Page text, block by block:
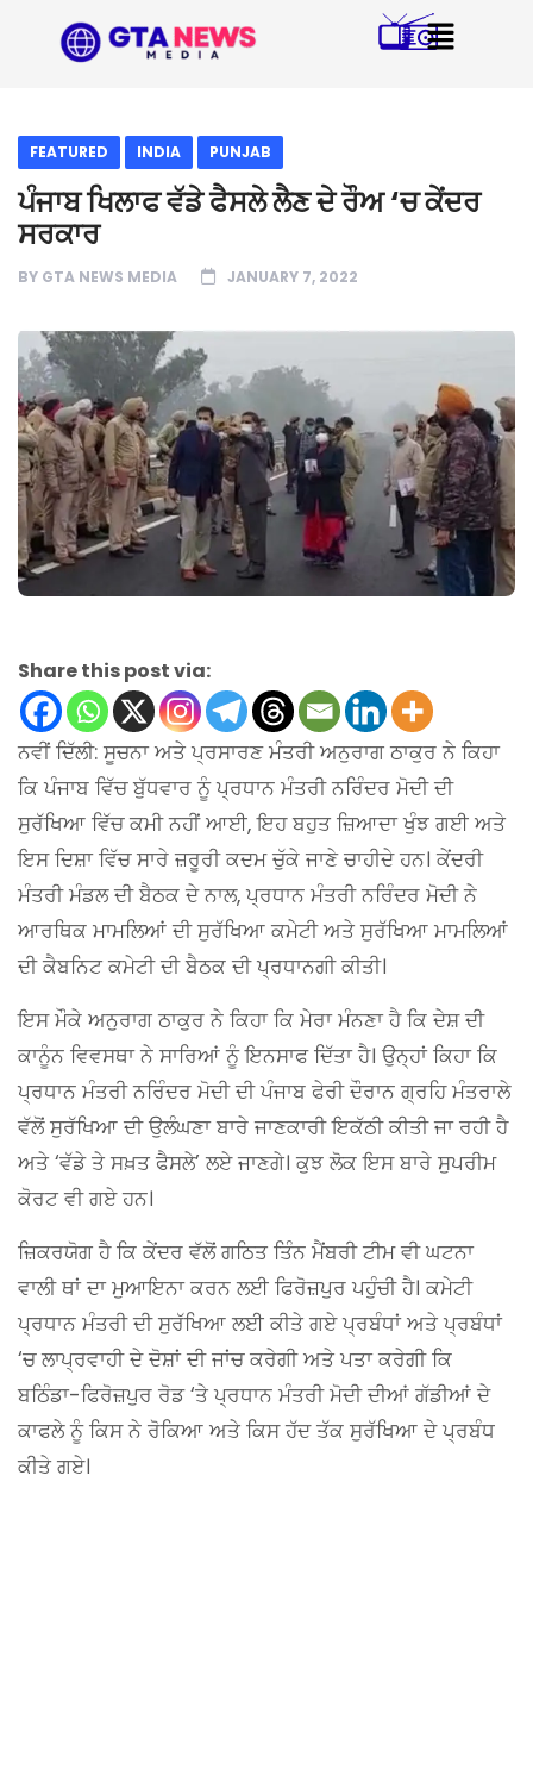
FEATURED INDIA PUNJAB
ਪੰਜਾਬ ਖਿਲਾਫ ਵੱਡੇ ਫੈਸਲੇ ਲੈਣ ਦੇ ਰੌਅ ‘ਚ ਕੇਂਦਰ
ਸਰਕਾਰ
BY GTA NEWS MEDIA JANUARY 7, 2022
Share this post via:
ਨਵੀਂ ਦਿੱਲੀ: ਸੂਚਨਾ ਅਤੇ ਪ੍ਰਸਾਰਣ ਮੰਤਰੀ ਅਨੁਰਾਗ ਠਾਕੁਰ ਨੇ ਕਿਹਾ
ਕਿ ਪੰਜਾਬ ਵਿੱਚ ਬੁੱਧਵਾਰ ਨੂੰ ਪ੍ਰਧਾਨ ਮੰਤਰੀ ਨਰਿੰਦਰ ਮੋਦੀ ਦੀ
ਸੁਰੱਖਿਆ ਵਿੱਚ ਕਮੀ ਨਹੀਂ ਆਈ, ਇਹ ਬਹੁਤ ਜ਼ਿਆਦਾ ਖੁੰਝ ਗਈ ਅਤੇ
ਇਸ ਦਿਸ਼ਾ ਵਿੱਚ ਸਾਰੇ ਜ਼ਰੂਰੀ ਕਦਮ ਚੁੱਕੇ ਜਾਣੇ ਚਾਹੀਦੇ ਹਨ। ਕੇਂਦਰੀ
ਮੰਤਰੀ ਮੰਡਲ ਦੀ ਬੈਠਕ ਦੇ ਨਾਲ, ਪ੍ਰਧਾਨ ਮੰਤਰੀ ਨਰਿੰਦਰ ਮੋਦੀ ਨੇ
ਆਰਥਿਕ ਮਾਮਲਿਆਂ ਦੀ ਸੁਰੱਖਿਆ ਕਮੇਟੀ ਅਤੇ ਸੁਰੱਖਿਆ ਮਾਮਲਿਆਂ
ਦੀ ਕੈਬਨਿਟ ਕਮੇਟੀ ਦੀ ਬੈਠਕ ਦੀ ਪ੍ਰਧਾਨਗੀ ਕੀਤੀ।
ਇਸ ਮੌਕੇ ਅਨੁਰਾਗ ਠਾਕੁਰ ਨੇ ਕਿਹਾ ਕਿ ਮੇਰਾ ਮੰਨਣਾ ਹੈ ਕਿ ਦੇਸ਼ ਦੀ
ਕਾਨੂੰਨ ਵਿਵਸਥਾ ਨੇ ਸਾਰਿਆਂ ਨੂੰ ਇਨਸਾਫ ਦਿੱਤਾ ਹੈ। ਉਨ੍ਹਾਂ ਕਿਹਾ ਕਿ
ਪ੍ਰਧਾਨ ਮੰਤਰੀ ਨਰਿੰਦਰ ਮੋਦੀ ਦੀ ਪੰਜਾਬ ਫੇਰੀ ਦੌਰਾਨ ਗ੍ਰਹਿ ਮੰਤਰਾਲੇ
ਵੱਲੋਂ ਸੁਰੱਖਿਆ ਦੀ ਉਲੰਘਣਾ ਬਾਰੇ ਜਾਣਕਾਰੀ ਇਕੱਠੀ ਕੀਤੀ ਜਾ ਰਹੀ ਹੈ
ਅਤੇ ‘ਵੱਡੇ ਤੇ ਸਖ਼ਤ ਫੈਸਲੇ’ ਲਏ ਜਾਣਗੇ। ਕੁਝ ਲੋਕ ਇਸ ਬਾਰੇ ਸੁਪਰੀਮ
ਕੋਰਟ ਵੀ ਗਏ ਹਨ।
ਜ਼ਿਕਰਯੋਗ ਹੈ ਕਿ ਕੇਂਦਰ ਵੱਲੋਂ ਗਠਿਤ ਤਿੰਨ ਮੈਂਬਰੀ ਟੀਮ ਵੀ ਘਟਨਾ
ਵਾਲੀ ਥਾਂ ਦਾ ਮੁਆਇਨਾ ਕਰਨ ਲਈ ਫਿਰੋਜ਼ਪੁਰ ਪਹੁੰਚੀ ਹੈ। ਕਮੇਟੀ
ਪ੍ਰਧਾਨ ਮੰਤਰੀ ਦੀ ਸੁਰੱਖਿਆ ਲਈ ਕੀਤੇ ਗਏ ਪ੍ਰਬੰਧਾਂ ਅਤੇ ਪ੍ਰਬੰਧਾਂ
‘ਚ ਲਾਪ੍ਰਵਾਹੀ ਦੇ ਦੋਸ਼ਾਂ ਦੀ ਜਾਂਚ ਕਰੇਗੀ ਅਤੇ ਪਤਾ ਕਰੇਗੀ ਕਿ
ਬਠਿੰਡਾ-ਫਿਰੋਜ਼ਪੁਰ ਰੋਡ ‘ਤੇ ਪ੍ਰਧਾਨ ਮੰਤਰੀ ਮੋਦੀ ਦੀਆਂ ਗੱਡੀਆਂ ਦੇ
ਕਾਫਲੇ ਨੂੰ ਕਿਸ ਨੇ ਰੋਕਿਆ ਅਤੇ ਕਿਸ ਹੱਦ ਤੱਕ ਸੁਰੱਖਿਆ ਦੇ ਪ੍ਰਬੰਧ
ਕੀਤੇ ਗਏ।